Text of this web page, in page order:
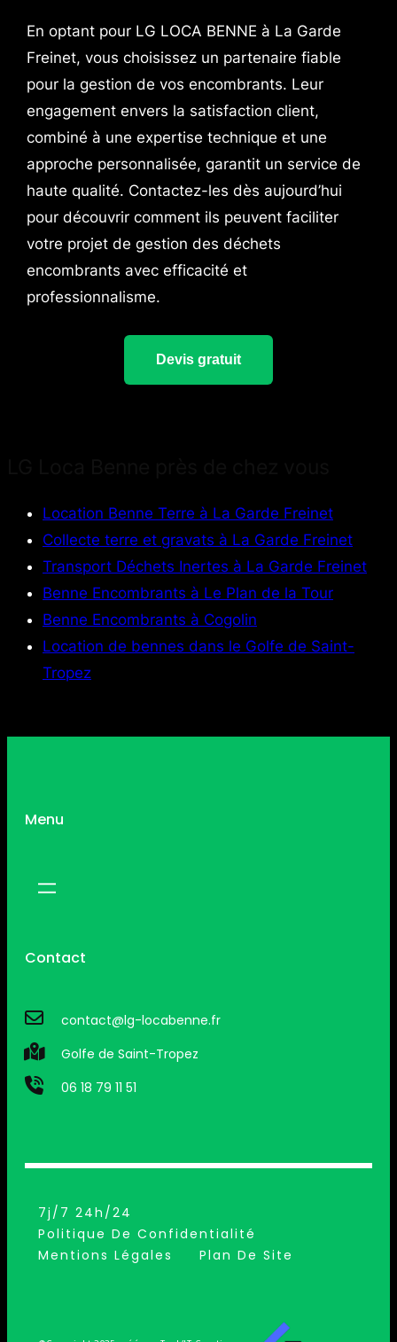
En optant pour LG LOCA BENNE à La Garde
Freinet, vous choisissez un partenaire fiable
pour la gestion de vos encombrants. Leur
engagement envers la satisfaction client,
combiné à une expertise technique et une
approche personnalisée, garantit un service de
haute qualité. Contactez-les dès aujourd’hui
pour découvrir comment ils peuvent faciliter
votre projet de gestion des déchets
encombrants avec efficacité et
professionnalisme.
Devis gratuit
Location Benne Terre à La Garde Freinet
Collecte terre et gravats à La Garde Freinet
Transport Déchets Inertes à La Garde Freinet
Benne Encombrants à Le Plan de la Tour
Benne Encombrants à Cogolin
Location de bennes dans le Golfe de Saint-
Tropez
Menu
Contact
contact@lg-locabenne.fr
Golfe de Saint-Tropez
06 18 79 11 51
7j/7 24h/24
Politique De Confidentialité
Mentions Légales
Plan De Site